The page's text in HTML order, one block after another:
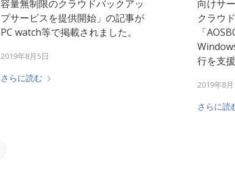
容量無制限のクラウドバックアッ
プサービスを提供開始」の記事が
PC watch等で掲載されました。
2019年8月5日
さらに読む
向けサ
クラウ
「
行を支
2019年8月
さらに読